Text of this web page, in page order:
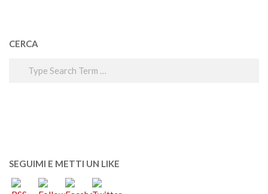
CERCA
SEGUIMI E METTI UN LIKE